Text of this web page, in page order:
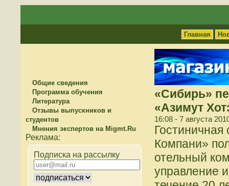
Главная
Общие сведения
Программа обучения
Литература
Отзывы выпускников и
студентов
Мнения экспертов на Migmt.Ru
Подписка на рассылку
«Сибирь»
«Азимут
16:08 - 7 августа
Гостиничная
Компани»
отельный
управление